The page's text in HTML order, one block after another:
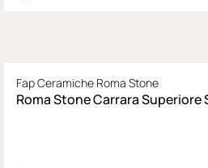
Fap Ceramiche Roma Stone
Roma Stone Carrara Superiore